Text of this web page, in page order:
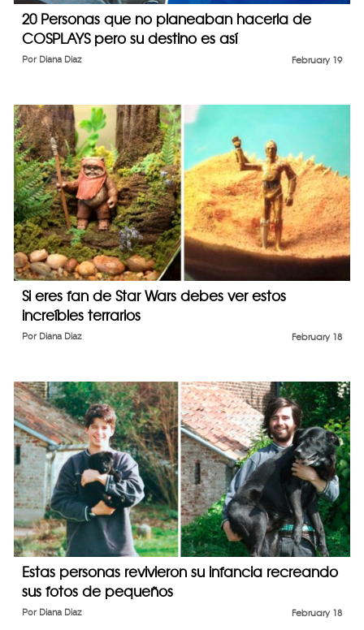
20 Personas que no planeaban hacerla de
COSPLAYS pero su destino es así
February 19
Por Diana Diaz
Si eres fan de Star Wars debes ver estos
increíbles terrarios
February 18
Por Diana Diaz
Estas personas revivieron su infancia recreando
sus fotos de pequeños
February 18
Por Diana Diaz